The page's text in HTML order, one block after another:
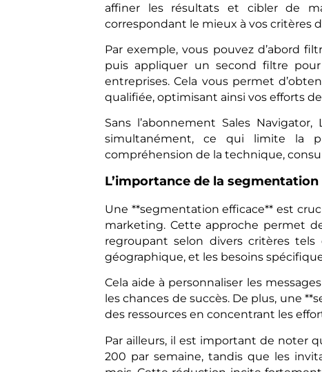
affiner les résultats et cibler de
correspondant le mieux à vos critères
Par exemple, vous pouvez d’abord
puis appliquer un second filtre
entreprises. Cela vous permet
qualifiée, optimisant ainsi vos efforts
Sans l’abonnement Sales
simultanément, ce qui limite la
compréhension de la technique,
L’importance de la segmentation
Une **segmentation efficace** est
marketing. Cette approche permet
regroupant selon divers critères tels
géographique, et les besoins
Cela aide à personnaliser les
les chances de succès. De plus, une
des ressources en concentrant les
Par ailleurs, il est important de noter
200 par semaine, tandis que les